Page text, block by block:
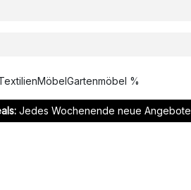
MöbelGartenmöbel %
Jedes Wochenende neue Angebote